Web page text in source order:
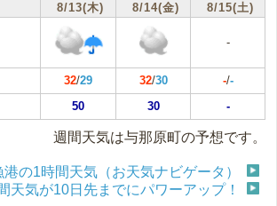
8/13(木) 8/14(金) 8/15(土)
-
32/29 32/30 -/-
50 30 -
週間天気は与那原町の予想です。
の1時間天気（お天気ナビゲータ）
天気が10日先までにパワーアップ！